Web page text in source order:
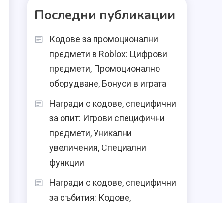
Последни публикации
Кодове за промоционални
предмети в Roblox: Цифрови
предмети, Промоционално
оборудване, Бонуси в играта
Награди с кодове, специфични
за опит: Игрови специфични
предмети, Уникални
увеличения, Специални
функции
Награди с кодове, специфични
за събития: Кодове,